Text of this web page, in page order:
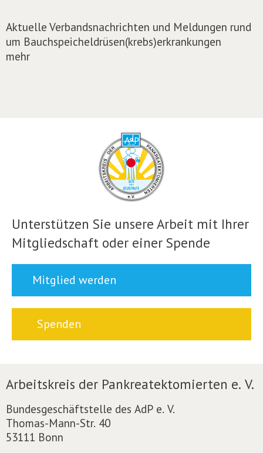
Aktuelle Verbandsnachrichten und Meldungen rund
um Bauchspeicheldrüsen(krebs)erkrankungen
mehr
Unterstützen Sie unsere Arbeit mit Ihrer
Mitgliedschaft oder einer Spende
Mitglied werden
Spenden
Arbeitskreis der Pankreatektomierten e. V.
Bundesgeschäftstelle des AdP e. V.
Thomas-Mann-Str. 40
53111 Bonn